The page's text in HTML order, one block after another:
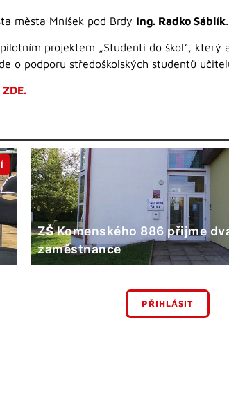
města Mníšek pod Brdy Ing. Radko Sáblík
projektem „Studenti do škol“,
o podporu středoškolských studentů
ZDE.
ZŠ Komenského 886 přijme
zaměstnance
PŘIHLÁSIT